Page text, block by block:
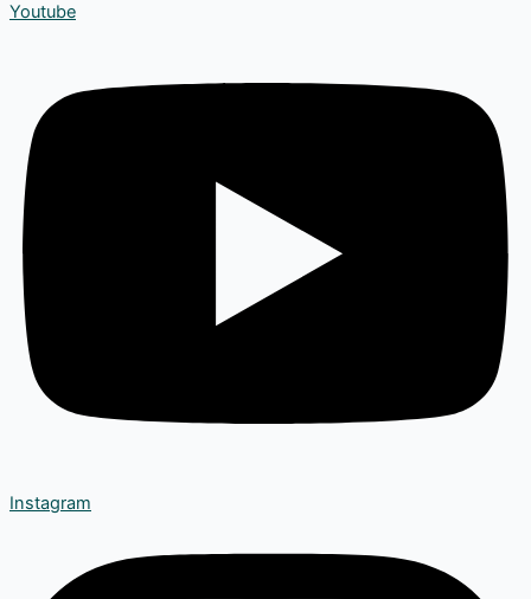
Youtube
Instagram